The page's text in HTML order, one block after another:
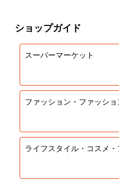
ショップガイド
スーパーマーケット
ファッション・ファッシ
ライフスタイル・コスメ